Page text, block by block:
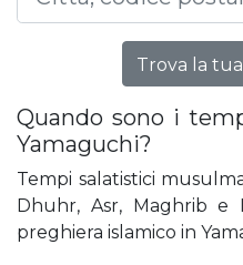
Trova la
Quando sono i
Yamaguchi?
Tempi salatistici
Dhuhr, Asr, Maghrib e
preghiera islamico in